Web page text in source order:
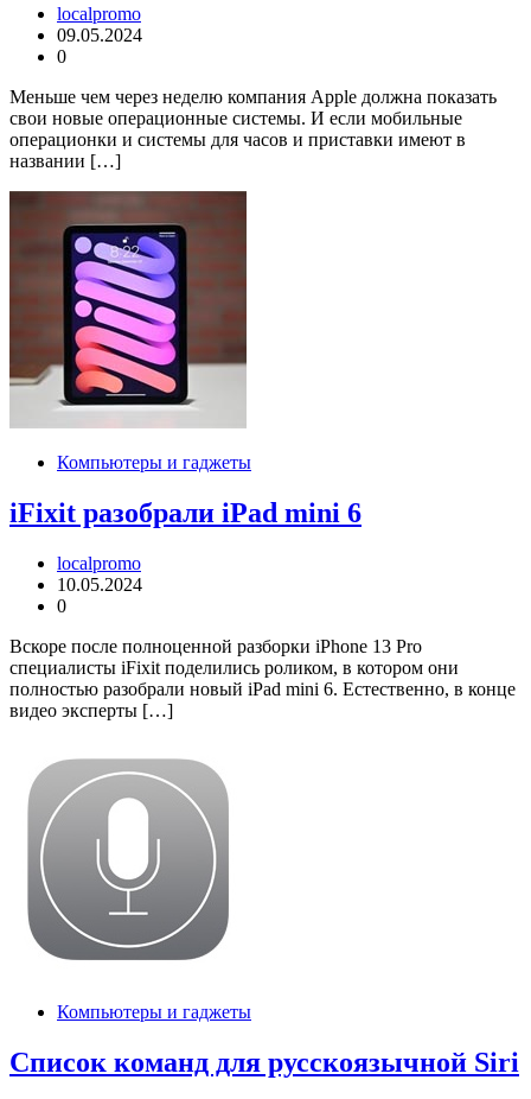
localpromo
09.05.2024
0
Меньше чем через неделю компания Apple должна показать
свои новые операционные системы. И если мобильные
операционки и системы для часов и приставки имеют в
названии […]
Компьютеры и гаджеты
iFixit разобрали iPad mini 6
localpromo
10.05.2024
0
Вскоре после полноценной разборки iPhone 13 Pro
специалисты iFixit поделились роликом, в котором они
полностью разобрали новый iPad mini 6. Естественно, в конце
видео эксперты […]
Компьютеры и гаджеты
Список команд для русскоязычной Siri